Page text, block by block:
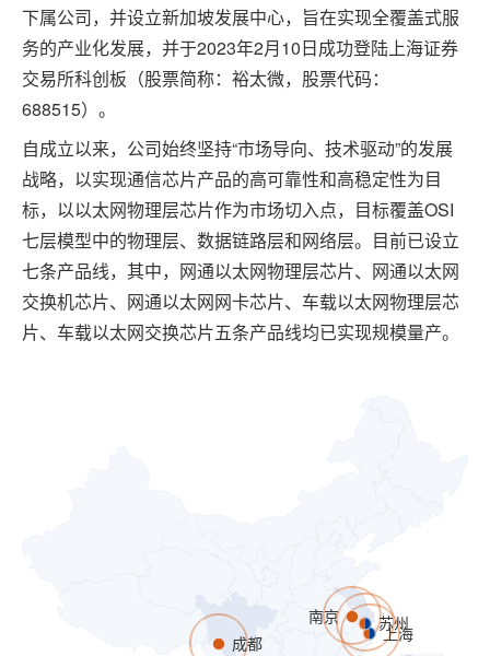
下属公司，并设立新加坡发展中心，旨在实现全覆盖式服
务的产业化发展，并于2023年2月10日成功登陆上海证券
交易所科创板（股票简称：裕太微，股票代码：
688515）。
自成立以来，公司始终坚持“市场导向、技术驱动”的发展
战略，以实现通信芯片产品的高可靠性和高稳定性为目
标，以以太网物理层芯片作为市场切入点，目标覆盖OSI
七层模型中的物理层、数据链路层和网络层。目前已设立
七条产品线，其中，网通以太网物理层芯片、网通以太网
交换机芯片、网通以太网网卡芯片、车载以太网物理层芯
片、车载以太网交换芯片五条产品线均已实现规模量产。
南京
上海
成都
苏州